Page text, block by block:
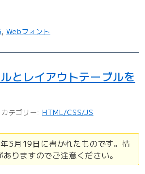
, Webフォント
とレイアウトテーブルを
カテゴリー: HTML/CSS/JS
3月19日に書かれたものです。情
りますのでご注意ください。